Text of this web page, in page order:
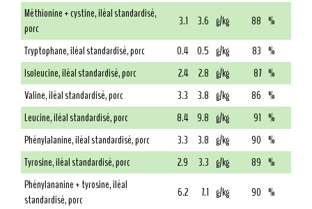
Méthionine + cystine, iléal standardisé,
porc
3.1 3.6 g/kg 88 %
Tryptophane, iléal standardisé, porc
0.4 0.5 g/kg 83 %
Isoleucine, iléal standardisé, porc
2.4 2.8 g/kg 87 %
Valine, iléal standardisé, porc
3.3 3.8 g/kg 86 %
Leucine, iléal standardisé, porc
8.4 9.8 g/kg 91 %
Phénylalanine, iléal standardisé, porc
3.3 3.8 g/kg 90 %
Tyrosine, iléal standardisé, porc
2.9 3.3 g/kg 89 %
Phénylananine + tyrosine, iléal
standardisé, porc
6.2 7.1 g/kg 90 %